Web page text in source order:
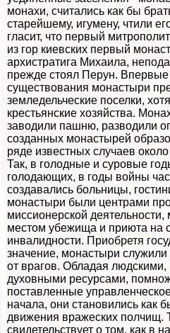
монахи, считались как бы
старейшему, игумену, чтили
гласит, что первый
из гор киевских первый
архистратига Михаила,
прежде стоял Перун. Впервые
существования монастыри
земледельческие поселки,
крестьянские хозяйства.
заводили пашню, разводили
созданных монастырей
ряде известных случаев
Так, в голодные и суровые
голодающих, в годы войны
создавались больницы,
монастыри были центрами
миссионерской
местом убежища и приюта на
инвалидности. Приобретя
значение, монастыри
от врагов. Обладая
духовными ресурсами,
поставленные
начала, они становились как
движения вражеских полчищ.
свидетельствует о том, как в